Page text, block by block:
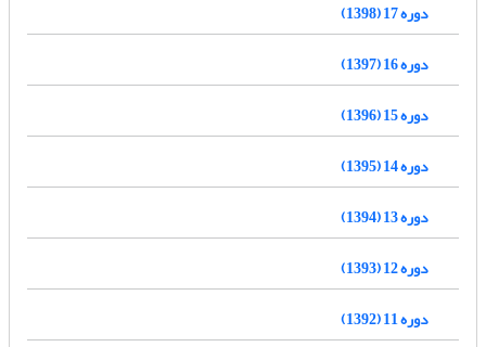
دوره 17 (1398)
دوره 16 (1397)
دوره 15 (1396)
دوره 14 (1395)
دوره 13 (1394)
دوره 12 (1393)
دوره 11 (1392)